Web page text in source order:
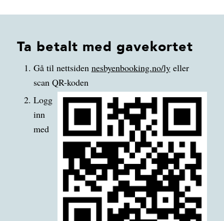
Ta betalt med gavekortet
Gå til nettsiden nesbyenbooking.no/lyeller
scan QR-koden
Logg
inn
med